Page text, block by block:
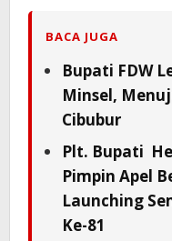
BACA JUGA
Bupati FDW
Minsel,
Cibubur
Plt. Bupati
Pimpin Apel
Launching
Ke-81